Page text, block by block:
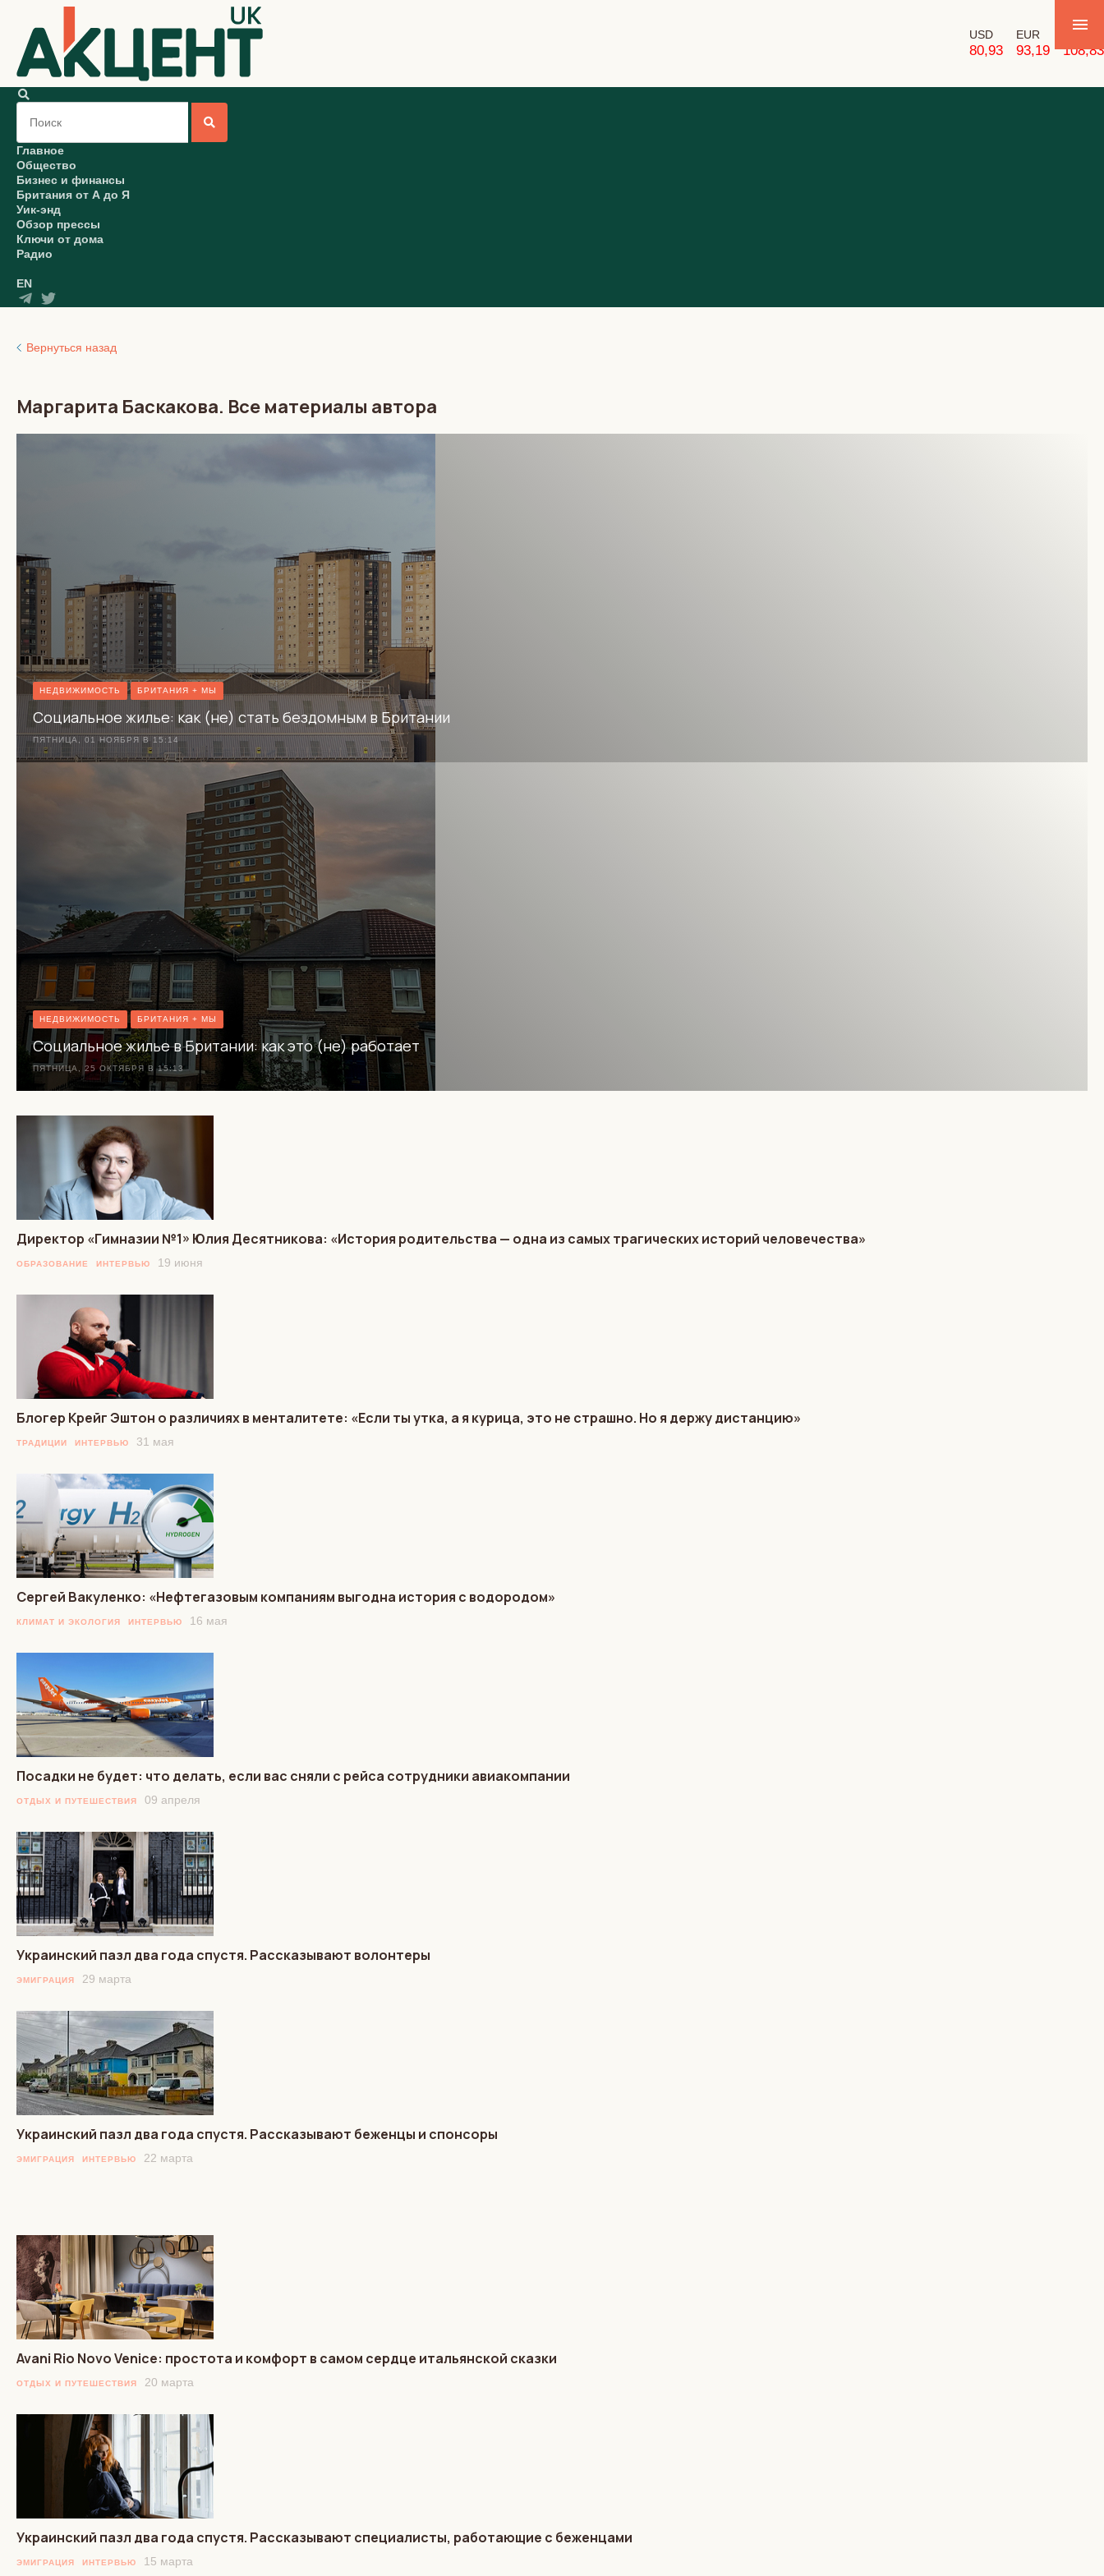
USD
80,93
EUR
93,19 108,83
Главное
Общество
Бизнес и финансы
Британия от А до Я
Уик-энд
Обзор прессы
Ключи от дома
Радио
EN
Вернуться назад
Маргарита Баскакова. Все материалы автора
НЕДВИЖИМОСТЬ БРИТАНИЯ + МЫ
Социальное жилье: как (не) стать бездомным в Британии
ПЯТНИЦА, 01 НОЯБРЯ В 15:14
НЕДВИЖИМОСТЬ БРИТАНИЯ + МЫ
Социальное жилье в Британии: как это (не) работает
ПЯТНИЦА, 25 ОКТЯБРЯ В 15:13
Директор «Гимназии №1» Юлия Десятникова: «История родительства — одна из самых трагических историй человечества»
ОБРАЗОВАНИЕ ИНТЕРВЬЮ 19 июня
Блогер Крейг Эштон о различиях в менталитете: «Если ты утка, а я курица, это не страшно. Но я держу дистанцию»
ТРАДИЦИИ ИНТЕРВЬЮ 31 мая
Сергей Вакуленко: «Нефтегазовым компаниям выгодна история с водородом»
КЛИМАТ И ЭКОЛОГИЯ ИНТЕРВЬЮ 16 мая
Посадки не будет: что делать, если вас сняли с рейса сотрудники авиакомпании
ОТДЫХ И ПУТЕШЕСТВИЯ 09 апреля
Украинский пазл два года спустя. Рассказывают волонтеры
ЭМИГРАЦИЯ 29 марта
Украинский пазл два года спустя. Рассказывают беженцы и спонсоры
ЭМИГРАЦИЯ ИНТЕРВЬЮ 22 марта
Avani Rio Novo Venice: простота и комфорт в самом сердце итальянской сказки
ОТДЫХ И ПУТЕШЕСТВИЯ 20 марта
Украинский пазл два года спустя. Рассказывают специалисты, работающие с беженцами
ЭМИГРАЦИЯ ИНТЕРВЬЮ 15 марта